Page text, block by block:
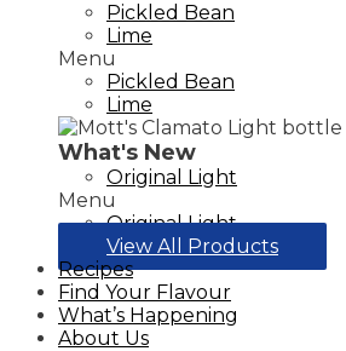
Pickled Bean
Lime
Menu
Pickled Bean
Lime
What's New
Original Light
Menu
Original Light
View All Products
Recipes
Find Your Flavour
What’s Happening
About Us